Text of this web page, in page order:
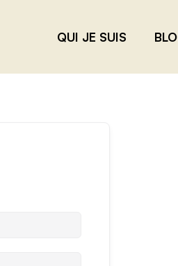
QUI JE SUIS